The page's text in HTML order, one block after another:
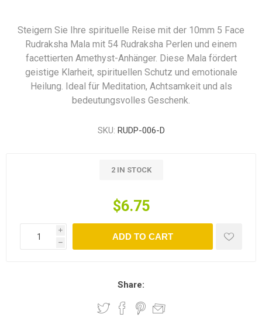
Steigern Sie Ihre spirituelle Reise mit der 10mm 5 Face
Rudraksha Mala mit 54 Rudraksha Perlen und einem
facettierten Amethyst-Anhänger. Diese Mala fördert
geistige Klarheit, spirituellen Schutz und emotionale
Heilung. Ideal für Meditation, Achtsamkeit und als
bedeutungsvolles Geschenk.
SKU: RUDP-006-D
2 IN STOCK
$6.75
i
h
ADD TO CART
Share: